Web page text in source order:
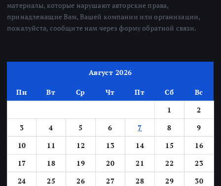
материалы, которые нарушают авторские права,
принадлежащие Вам, Вашей компании или организации,
пожалуйста, сообщите нам через форму обратной связи.
Август 2026
Пн Вт Ср Чт Пт Сб
Вс
1
2
3
4 5 6 7 8
9
10
11 12 13 14 15
16
17
18 19 20 21 22
23
24
25 26 27 28 29
30